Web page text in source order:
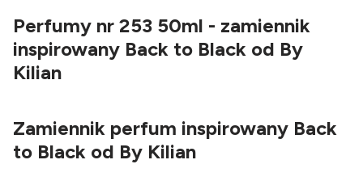
Perfumy nr 253 50ml - zamiennik
inspirowany Back to Black od By
Kilian
Zamiennik perfum inspirowany Back
to Black od By Kilian